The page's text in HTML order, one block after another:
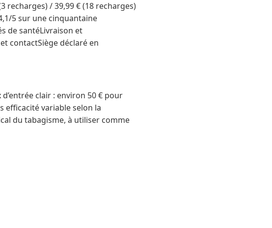
recharges) / 39,99 € (18 recharges)
5 sur une cinquantaine
de santéLivraison et
contactSiège déclaré en
clair : environ 50 € pour
efficacité variable selon la
du tabagisme, à utiliser comme